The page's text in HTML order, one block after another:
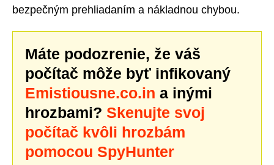
bezpečným prehliadaním a nákladnou chybou.
Máte podozrenie, že váš
počítač môže byť infikovaný
Emistiousne.co.in a inými
hrozbami? Skenujte svoj
počítač kvôli hrozbám
pomocou SpyHunter